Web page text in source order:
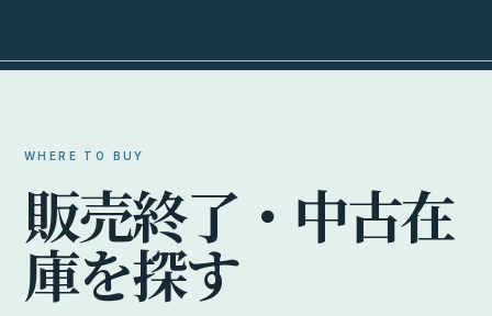
WHERE TO BUY
販売終了 ・ 中古在
庫を探す